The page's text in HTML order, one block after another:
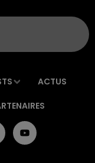
ACTUS